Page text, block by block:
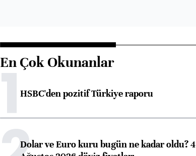
En Çok Okunanlar
1HSBC'den pozitif Türkiye raporu
Dolar ve Euro kuru bugün ne kadar oldu? 4